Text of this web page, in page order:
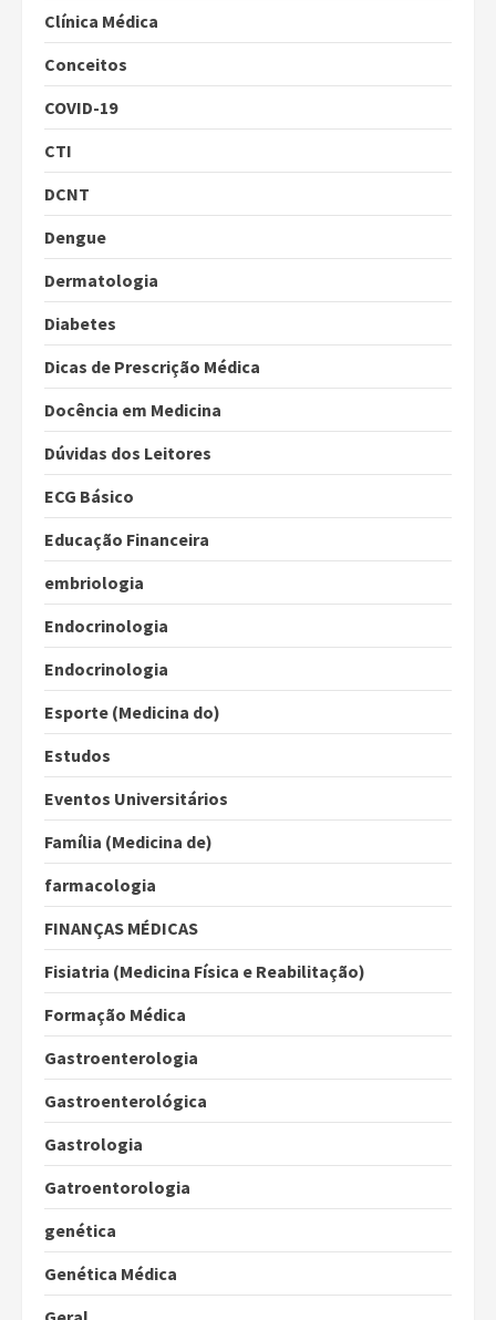
Clínica Médica
Conceitos
COVID-19
CTI
DCNT
Dengue
Dermatologia
Diabetes
Dicas de Prescrição Médica
Docência em Medicina
Dúvidas dos Leitores
ECG Básico
Educação Financeira
embriologia
Endocrinologia
Endocrinologia
Esporte (Medicina do)
Estudos
Eventos Universitários
Família (Medicina de)
farmacologia
FINANÇAS MÉDICAS
Fisiatria (Medicina Física e Reabilitação)
Formação Médica
Gastroenterologia
Gastroenterológica
Gastrologia
Gatroentorologia
genética
Genética Médica